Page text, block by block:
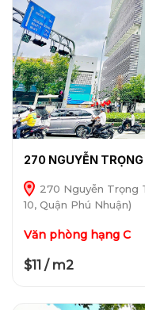
270 NGUYỄN
270 Nguyễn Trọng
10, Quận Phú Nhuận)
Văn phòng hạng C
$11 / m2